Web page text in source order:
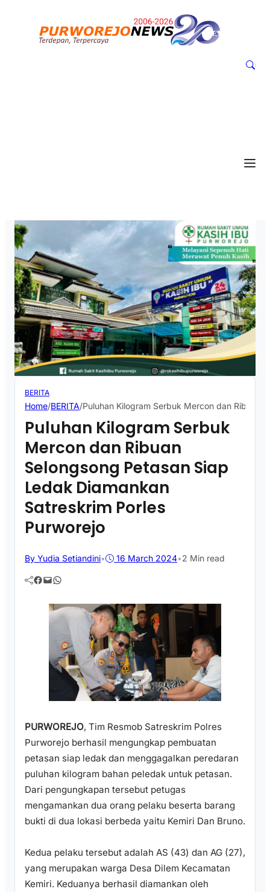
BERITA
Home/BERITA/Puluhan Kilogram Serbuk Mercon dan Ribuan
Puluhan Kilogram Serbuk
Mercon dan Ribuan
Selongsong Petasan Siap
Ledak Diamankan
Satreskrim Porles
Purworejo
By Yudia Setiandini• 16 March 2024•2 Min read
Facebook Mail WhatsApp
PURWOREJO, Tim Resmob Satreskrim Polres
Purworejo berhasil mengungkap pembuatan
petasan siap ledak dan menggagalkan peredaran
puluhan kilogram bahan peledak untuk petasan.
Dari pengungkapan tersebut petugas
mengamankan dua orang pelaku beserta barang
bukti di dua lokasi berbeda yaitu Kemiri Dan Bruno.
Kedua pelaku tersebut adalah AS (43) dan AG (27),
yang merupakan warga Desa Dilem Kecamatan
Kemiri. Keduanya berhasil diamankan oleh